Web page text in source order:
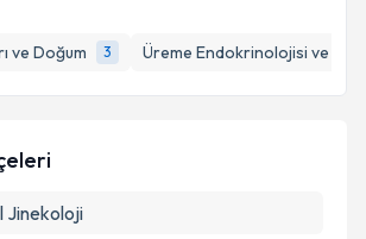
ve Doğum
3 Üreme Endokrinolojisi ve
bir takvim hazırlandığında e-posta ile
işlenmesine ilişkin
Jinekoloji